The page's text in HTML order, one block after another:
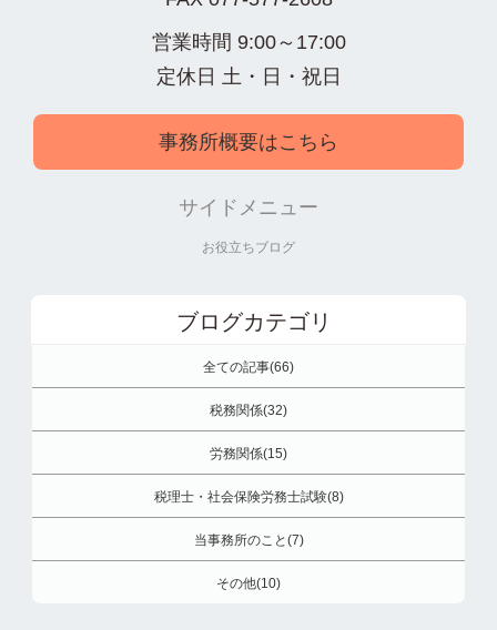
営業時間 9:00～17:00
定休日 土・日・祝日
事務所概要はこちら
サイドメニュー
お役立ちブログ
ブログカテゴリ
全ての記事(66)
税務関係(32)
労務関係(15)
税理士・社会保険労務士試験(8)
当事務所のこと(7)
その他(10)